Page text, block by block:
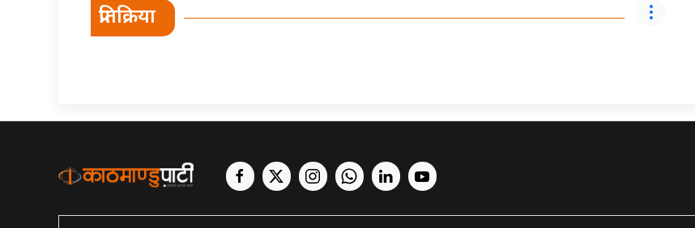
प्रतिक्रिया